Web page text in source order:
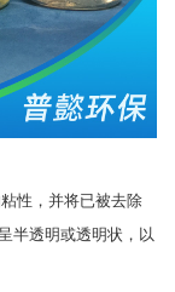
性，并将已被去除
半透明或透明状，以